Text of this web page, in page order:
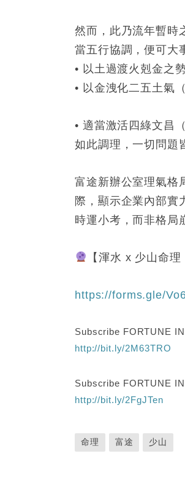
然而，此乃流年暫時
當五行協調，便可大
• 以土過渡火剋金之
• 以金洩化二五土氣
• 適當激活四綠文昌
如此調理，一切問題
富途新辦公室理氣格
際，顯示企業內部實
時運小考，而非格局
【渾水 x 少山命
https://forms.gle/
Subscribe FORTUNE
http://bit.ly/2M63TRO
Subscribe FORTUNE
http://bit.ly/2FgJTen
命理 富途 少山